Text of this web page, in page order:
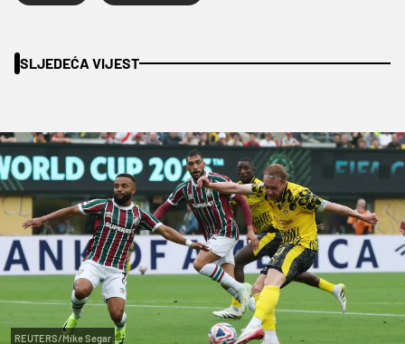
SLJEDEĆA VIJEST
REUTERS/Mike Segar